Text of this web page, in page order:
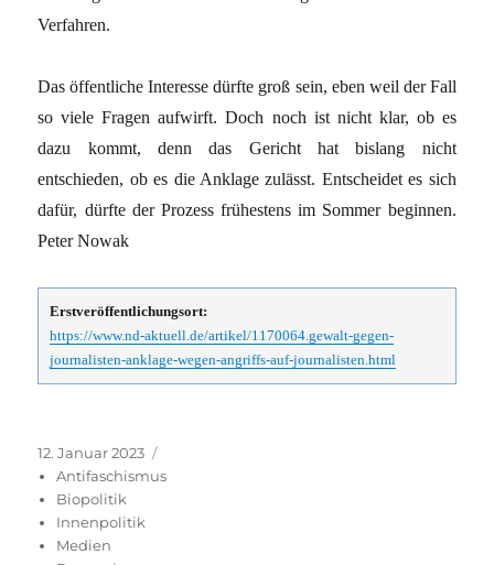
Verfahren.
Das öffentliche Interesse dürfte groß sein, eben weil der Fall
so viele Fragen aufwirft. Doch noch ist nicht klar, ob es
dazu kommt, denn das Gericht hat bislang nicht
entschieden, ob es die Anklage zulässt. Entscheidet es sich
dafür, dürfte der Prozess frühestens im Sommer beginnen.
Peter Nowak
Erstveröffentlichungsort:
https://www.nd-aktuell.de/artikel/1170064.gewalt-gegen-
journalisten-anklage-wegen-angriffs-auf-journalisten.html
Veröffentlicht
am
12. Januar 2023
Antifaschismus
Biopolitik
Innenpolitik
Medien